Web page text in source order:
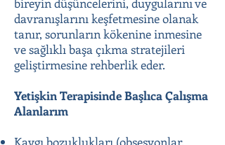
davranışlarını keşfetmesine olanak
tanır, sorunların kökenine inmesine
ve sağlıklı başa çıkma stratejileri
geliştirmesine rehberlik eder.
Yetişkin Terapisinde Başlıca Çalışma
Alanlarım
Kaygı bozuklukları (obsesyonlar,